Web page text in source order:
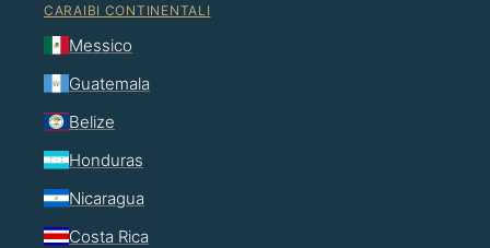
CARAIBI CONTINENTALI
Messico
Guatemala
Belize
Honduras
Nicaragua
Costa Rica